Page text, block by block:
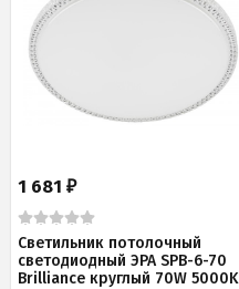
1 681 ₽
Светильник потолочный
светодиодный ЭРА SPB-6-70
Brilliance круглый 70W 5000K